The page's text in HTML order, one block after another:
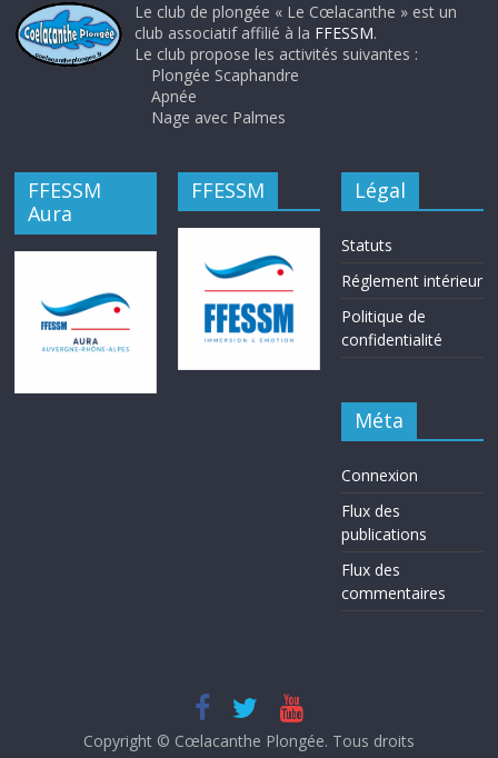
Le club de plongée « Le Cœlacanthe » est un
club associatif affilié à la FFESSM.
Le club propose les activités suivantes :
Plongée Scaphandre
Apnée
Nage avec Palmes
FFESSM
Aura
FFESSM Légal
Statuts
Réglement intérieur
Politique de
confidentialité
Méta
Connexion
Flux des
publications
Flux des
commentaires